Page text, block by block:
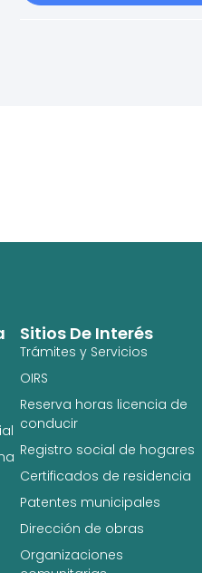
Sitios De Interés
Trámites y Servicios
OIRS
Reserva horas licencia de
conducir
Registro social de hogares
Certificados de residencia
Patentes municipales
Dirección de obras
Organizaciones